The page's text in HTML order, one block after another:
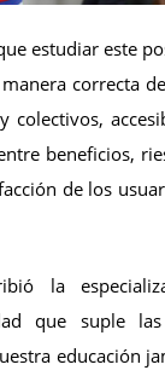
estudiar este
correcta
colectivos,
beneficios,
de los
la
que suple las
educación